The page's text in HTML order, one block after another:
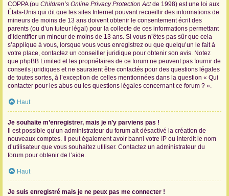
COPPA (ou Children’s Online Privacy Protection Actde 1998) est une loi aux
États-Unis qui dit que les sites Internet pouvant recueillir des informations de
mineurs de moins de 13 ans doivent obtenir le consentement écrit des
parents (ou d’un tuteur légal) pour la collecte de ces informations permettant
d’identifier un mineur de moins de 13 ans. Si vous n’êtes pas sûr que cela
s’applique à vous, lorsque vous vous enregistrez ou que quelqu’un le fait à
votre place, contactez un conseiller juridique pour obtenir son avis. Notez
que phpBB Limited et les propriétaires de ce forum ne peuvent pas fournir de
conseils juridiques et ne sauraient être contactés pour des questions légales
de toutes sortes, à l’exception de celles mentionnées dans la question « Qui
contacter pour les abus ou les questions légales concernant ce forum ? ».
Haut
Je souhaite m’enregistrer, mais je n’y parviens pas !
Il est possible qu’un administrateur du forum ait désactivé la création de
nouveaux comptes. Il peut également avoir banni votre IP ou interdit le nom
d’utilisateur que vous souhaitez utiliser. Contactez un administrateur du
forum pour obtenir de l’aide.
Haut
Je suis enregistré mais je ne peux pas me connecter !